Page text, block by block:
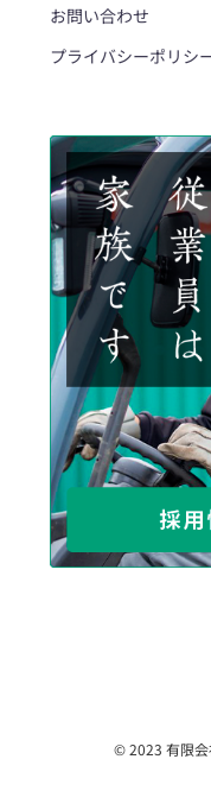
お問い合わせ
プライバシーポリシ
© 2023 有限会